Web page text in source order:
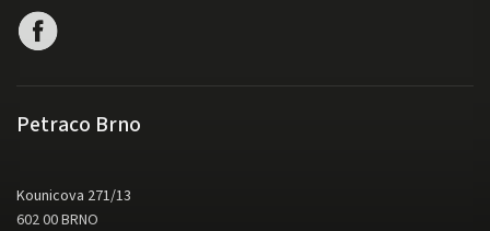
Petraco Brno
Kounicova 271/13
602 00 BRNO